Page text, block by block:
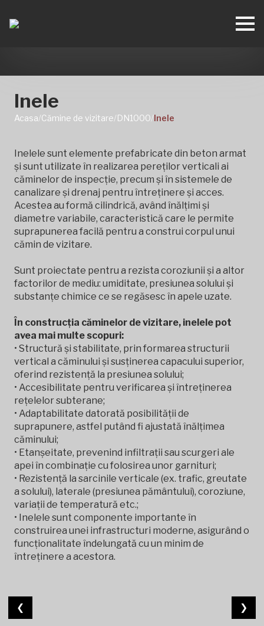
Inele
Acasa/Cămine de vizitare/DN1000/Inele
Inelele sunt elemente prefabricate din beton armat
și sunt utilizate în realizarea pereților verticali ai
căminelor de inspecție, precum și în sistemele de
canalizare și drenaj pentru întreținere și acces.
Acestea au formă cilindrică, având înălțimi și
diametre variabile, caracteristică care le permite
suprapunerea facilă pentru a construi corpul unui
cămin de vizitare.
Sunt proiectate pentru a rezista coroziunii și a altor
factorilor de mediu: umiditate, presiunea solului și
substanțe chimice ce se regăsesc în apele uzate.
În construcția căminelor de vizitare, inelele pot
avea mai multe scopuri:
• Structură și stabilitate, prin formarea structurii
vertical a căminului și susținerea capacului superior,
oferind rezistență la presiunea solului;
• Accesibilitate pentru verificarea și întreținerea
rețelelor subterane;
• Adaptabilitate datorată posibilității de
suprapunere, astfel putând fi ajustată înălțimea
căminului;
• Etanșeitate, prevenind infiltrații sau scurgeri ale
apei în combinație cu folosirea unor garnituri;
• Rezistență la sarcinile verticale (ex. trafic, greutate
a solului), laterale (presiunea pământului), coroziune,
variații de temperatură etc.;
• Inelele sunt componente importante în
construirea unei infrastructuri moderne, asigurând o
funcționalitate îndelungată cu un minim de
întreținere a acestora.
❮ ❯